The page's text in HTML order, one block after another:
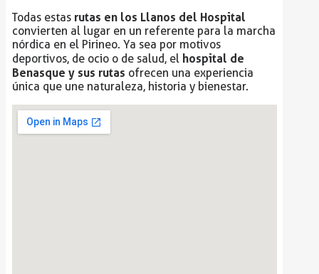
Todas estas rutas en los Llanos del Hospital
convierten al lugar en un referente para la marcha
nórdica en el Pirineo. Ya sea por motivos
deportivos, de ocio o de salud, el hospital de
Benasque y sus rutas ofrecen una experiencia
única que une naturaleza, historia y bienestar.